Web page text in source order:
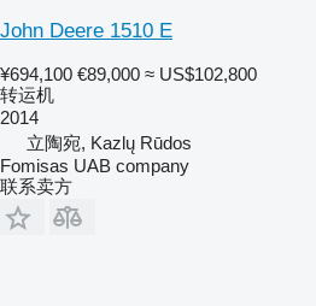
John Deere 1510 E
¥694,100 €89,000 ≈ US$102,800
转运机
2014
立陶宛, Kazlų Rūdos
Fomisas UAB company
联系卖方